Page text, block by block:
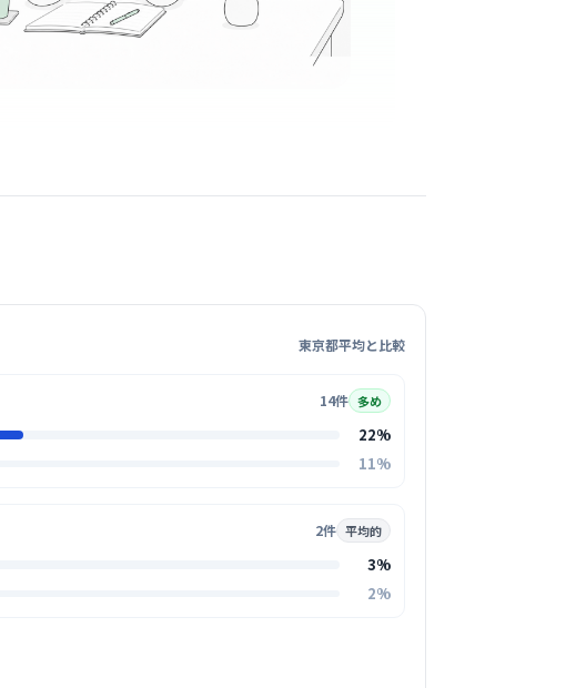
小野寺クリニック
医療法人社団恭啓会
クリニック 気になる
東京都平均と比較
14件 多め
22%
11%
2件 平均的
3%
2%